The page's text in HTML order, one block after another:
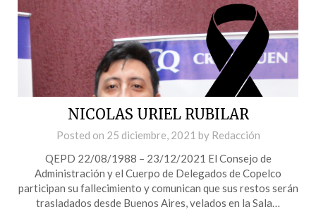
NICOLAS URIEL RUBILAR
Posted on 25 diciembre, 2021 by Redacción
QEPD 22/08/1988 – 23/12/2021 El Consejo de
Administración y el Cuerpo de Delegados de Copelco
participan su fallecimiento y comunican que sus restos serán
trasladados desde Buenos Aires, velados en la Sala…